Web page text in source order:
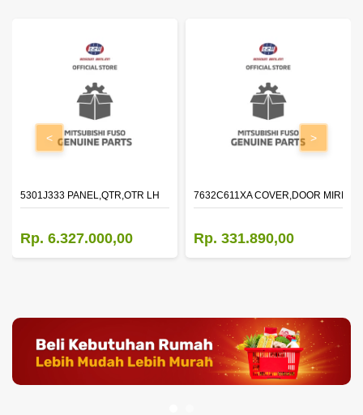
5301J333 PANEL,QTR,OTR LH
Rp. 6.327.000,00
7632C611XA COVER,DOOR
Rp. 331.890,00
< >